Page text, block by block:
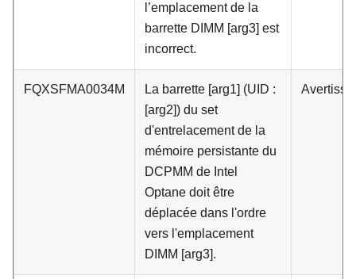
l’emplacement de la
barrette DIMM [arg3] est
incorrect.
FQXSFMA0034M
La barrette [arg1] (UID :
[arg2]) du set
d'entrelacement de la
mémoire persistante du
DCPMM de Intel
Optane doit être
déplacée dans l'ordre
vers l'emplacement
DIMM [arg3].